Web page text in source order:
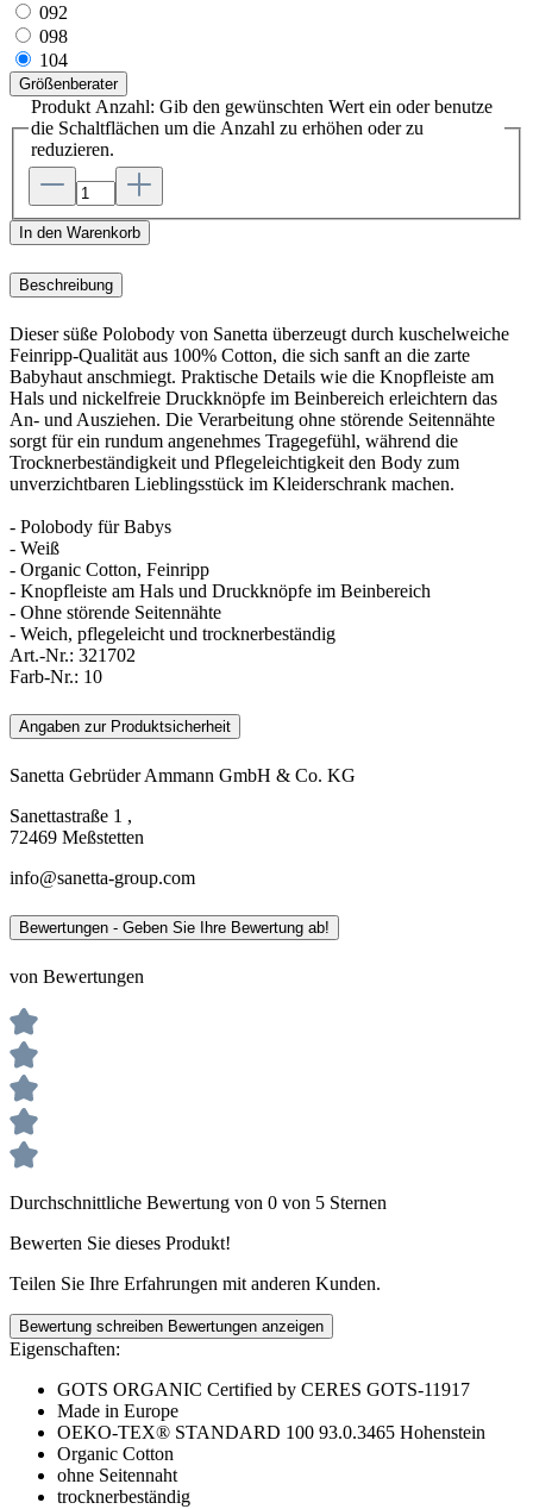
092
098
104
Größenberater
Produkt Anzahl: Gib den gewünschten Wert ein oder benutze
die Schaltflächen um die Anzahl zu erhöhen oder zu
reduzieren.
In den Warenkorb
Beschreibung
Dieser süße Polobody von Sanetta überzeugt durch kuschelweiche
Feinripp-Qualität aus 100% Cotton, die sich sanft an die zarte
Babyhaut anschmiegt. Praktische Details wie die Knopfleiste am
Hals und nickelfreie Druckknöpfe im Beinbereich erleichtern das
An- und Ausziehen. Die Verarbeitung ohne störende Seitennähte
sorgt für ein rundum angenehmes Tragegefühl, während die
Trocknerbeständigkeit und Pflegeleichtigkeit den Body zum
unverzichtbaren Lieblingsstück im Kleiderschrank machen.
- Polobody für Babys
- Weiß
- Organic Cotton, Feinripp
- Knopfleiste am Hals und Druckknöpfe im Beinbereich
- Ohne störende Seitennähte
- Weich, pflegeleicht und trocknerbeständig
Art.-Nr.: 321702
Farb-Nr.: 10
Angaben zur Produktsicherheit
Sanetta Gebrüder Ammann GmbH & Co. KG
Sanettastraße 1 ,
72469 Meßstetten
info@sanetta-group.com
Bewertungen - Geben Sie Ihre Bewertung ab!
von Bewertungen
Durchschnittliche Bewertung von 0 von 5 Sternen
Bewerten Sie dieses Produkt!
Teilen Sie Ihre Erfahrungen mit anderen Kunden.
Bewertung schreiben Bewertungen anzeigen
Eigenschaften:
GOTS ORGANIC Certified by CERES GOTS-11917
Made in Europe
OEKO-TEX® STANDARD 100 93.0.3465 Hohenstein
Organic Cotton
ohne Seitennaht
trocknerbeständig